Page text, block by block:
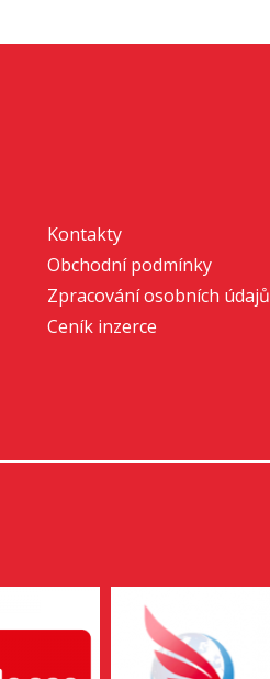
Kontakty
Obchodní podmínky
Zpracování osobních údajů
Ceník inzerce